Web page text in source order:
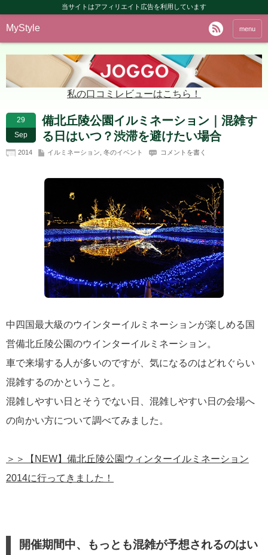
当サイトはアフィリエイト広告を利用しています
MyStyle menu
私の口コミレビューはこちら！
29
Sep
備北丘陵公園イルミネーション｜混雑す
る日はいつ？渋滞を避けたい場合
2014 イルミネーション 冬のイベント コメントを書く
中四国最大級のウインターイルミネーションが楽しめる国
営備北丘陵公園のウインターイルミネーション。
車で来場する人が多いのですが、気になるのはどれぐらい
混雑するのかということ。
混雑しやすい日とそうでない日、混雑しやすい日の会場へ
の向かい方について調べてみました。
＞＞【NEW】備北丘陵公園ウィンターイルミネーション
2014に行ってきました！
開催期間中、もっとも混雑が予想されるのはい